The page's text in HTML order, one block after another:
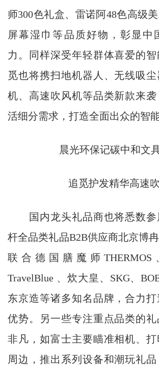
师300色礼盒、雷诺阿48色高级
屏幕湿巾等品质好物，彰显中
力。同样深受年轻群体喜爱的
觅也将携扫地机器人、无线吸
机、高速吹风机等品类新款来
活细分需求，打造全面出众的智能
晨光环保记碳中和文
追觅护发精华高速
国内龙头礼品商也将悉数参
杆全品类礼品B2B供应商北京博
联合德国膳魔师
TravelBlue 、炊大皇、SKG、
东京造等诸多知名品牌，合力
优势。另一些专注重点品类的
非凡，如富士主要瞄准相机、打
周边，推出系列设备和潮玩礼